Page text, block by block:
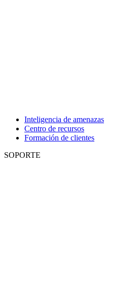
Inteligencia de amenazas
Centro de recursos
Formación de clientes
SOPORTE